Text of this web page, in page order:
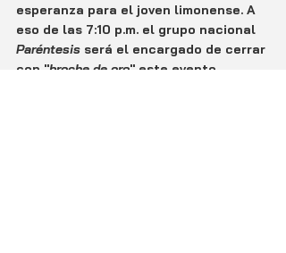
esperanza para el joven limonense. A
eso de las 7:10 p.m. el grupo nacional
Paréntesis será el encargado de cerrar
con "broche de oro" este evento